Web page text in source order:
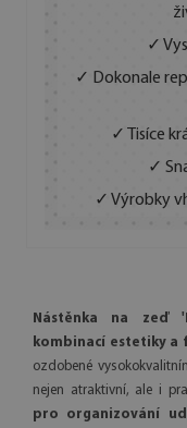
✓
✓ Dokonale
✓ Tisíce
✓
✓ Výrobky
Nástěnka na zeď
kombinací estetiky a
ozdobené
nejen atraktivní, ale i
pro organizování